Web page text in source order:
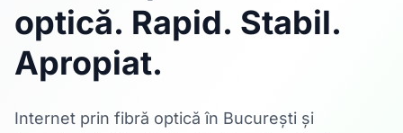
optică. Rapid. Stabil.
Apropiat.
Internet prin fibră optică în București și
Acasă
Internet Rezidențial
Fibră optică până la 1 Gbps, direct în casa ta.